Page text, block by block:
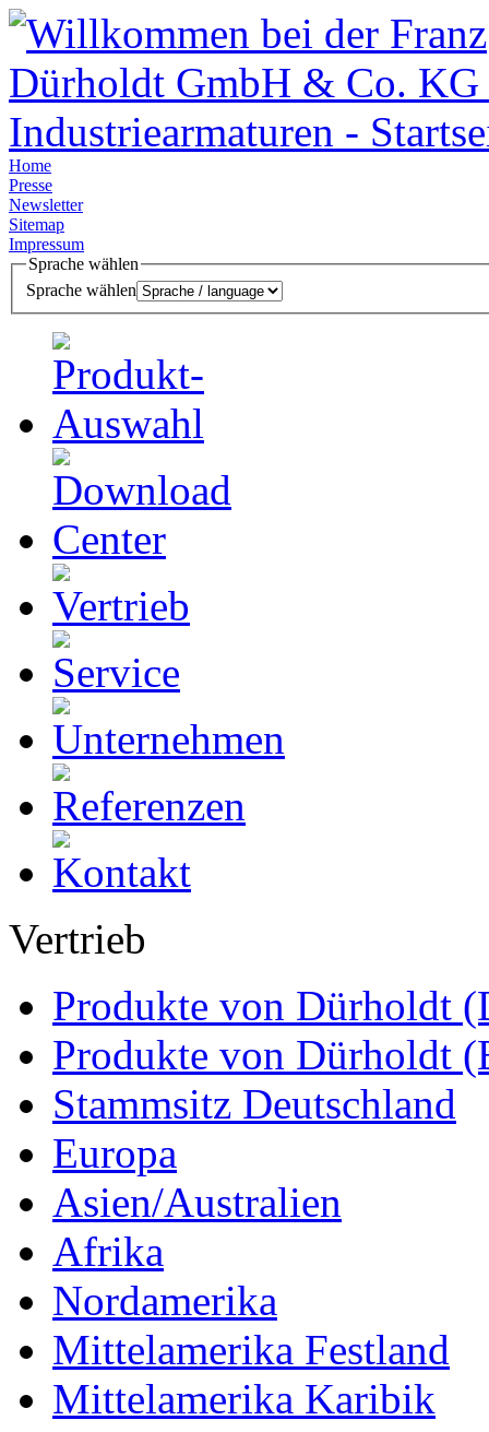
Home
Presse
Newsletter
Sitemap
Impressum
Sprache wählen
Sprache wählen
Vertrieb
Produkte von Dürholdt
Produkte von Dürholdt
Stammsitz Deutschland
Europa
Asien/Australien
Afrika
Nordamerika
Mittelamerika Festland
Mittelamerika Karibik